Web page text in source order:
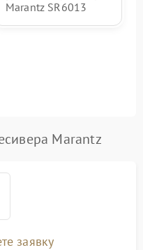
Marantz SR6013
Marantz
заявку